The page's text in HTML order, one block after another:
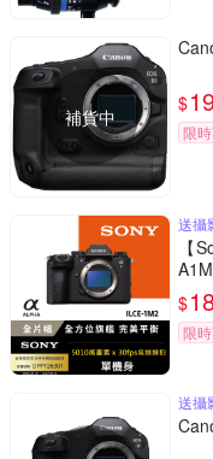
補貨中
$
限
送攝
【
$
限
送攝